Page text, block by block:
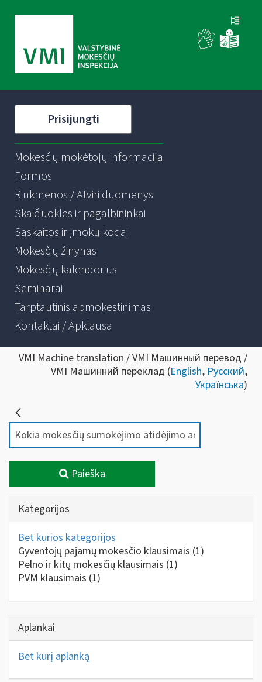
Prisijungti
Mokesčių mokėtojų informacija
Formos
Rinkmenos / Atviri duomenys
Skaičiuoklės ir pagalbininkai
Sąskaitos ir įmokų kodai
Mokesčių žinynas
Mokesčių kalendorius
Seminarai
Tarptautinis apmokestinimas
Kontaktai / Apklausa
VMI Machine translation / VMI Машинный перевод /
VMI Машинний переклад (English, Русский,
Українська)
Paieška
Kategorijos
Bet kurios kategorijos
Gyventojų pajamų mokesčio klausimais (1)
Pelno ir kitų mokesčių klausimais (1)
PVM klausimais (1)
Aplankai
Bet kurį aplanką